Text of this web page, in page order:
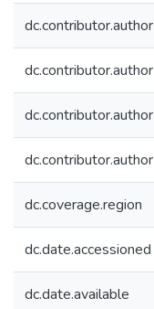
dc.contributor.author
dc.contributor.author
dc.contributor.author
dc.contributor.author
dc.coverage.region
dc.date.accessioned
dc.date.available